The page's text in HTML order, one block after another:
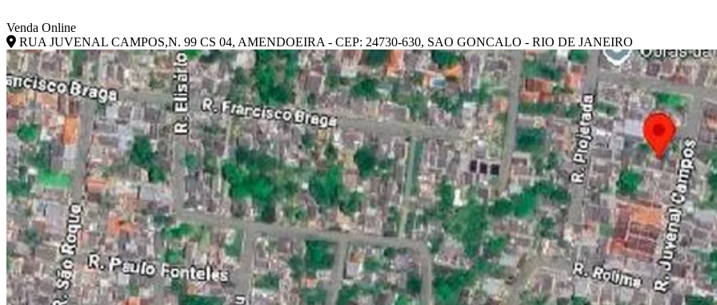
Venda Online
RUA JUVENAL CAMPOS,N. 99 CS 04, AMENDOEIRA - CEP: 24730-630, SAO GONCALO - RIO DE JANEIRO